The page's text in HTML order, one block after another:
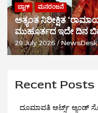
ಬ್ಲಾಗ್ ಮನರಂಜನೆ
ಅತ್ಯಂತ ನಿರೀಕ್ಷಿತ
ಮುಹೂರ್ತದ ಇದೇ ದಿನ
29 July 2026 NewsDesk
Recent Posts
ದೂಮಾವತಿ ಆರ್ಟ್ಸ್ ಆ್ಯಂಡ್